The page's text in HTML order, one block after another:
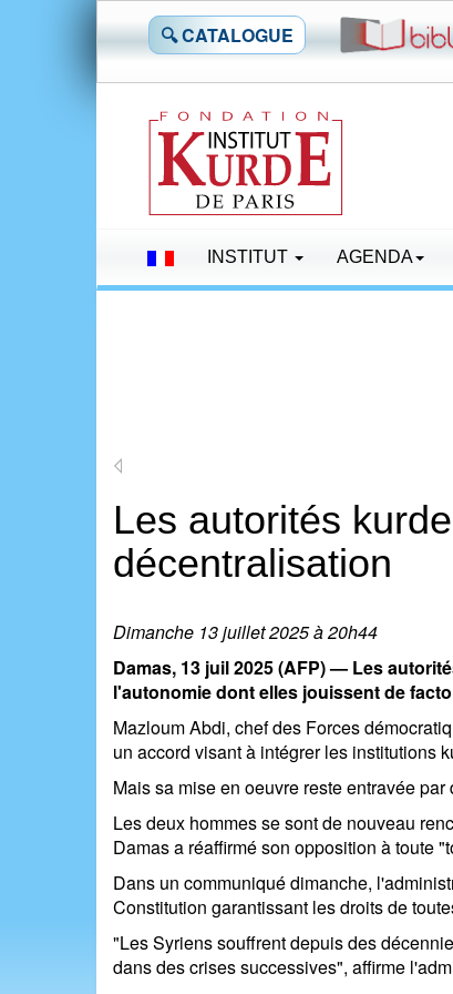
🔍 CATALOGUE
INSTITUT AGENDA
Les autorités
décentralisation
Dimanche 13 juillet 2025 à 20h44
Damas, 13 juil 2025 (AFP) — Les
l'autonomie dont elles jouissent de
Mazloum Abdi, chef des Forces
un accord visant à intégrer les institutions
Mais sa mise en oeuvre reste entravée
Les deux hommes se sont de nouveau
Damas a réaffirmé son opposition à toute
Dans un communiqué dimanche,
Constitution garantissant les droits de
"Les Syriens souffrent depuis des
dans des crises successives", affirme